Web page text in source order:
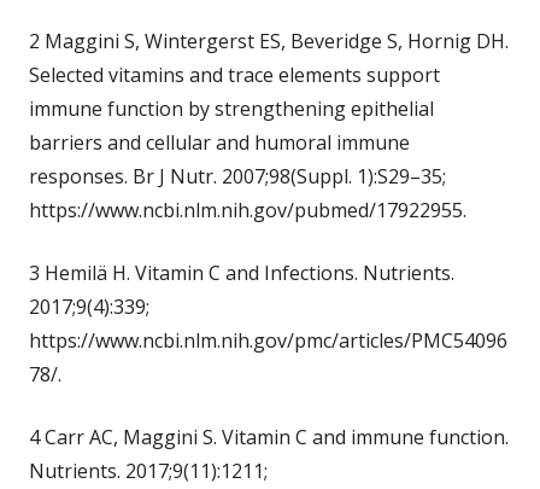
2 Maggini S, Wintergerst ES, Beveridge S, Hornig DH.
Selected vitamins and trace elements support
immune function by strengthening epithelial
barriers and cellular and humoral immune
responses. Br J Nutr. 2007;98(Suppl. 1):S29–35;
https://www.ncbi.nlm.nih.gov/pubmed/17922955.
3 Hemilä H. Vitamin C and Infections. Nutrients.
2017;9(4):339;
https://www.ncbi.nlm.nih.gov/pmc/articles/PMC54096
78/.
4 Carr AC, Maggini S. Vitamin C and immune function.
Nutrients. 2017;9(11):1211;